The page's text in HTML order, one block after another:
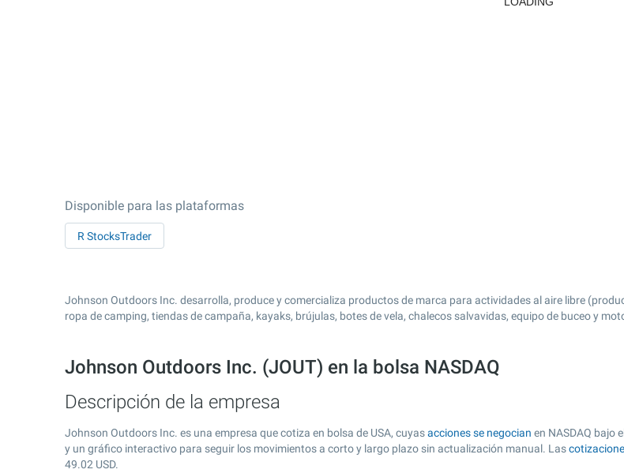
Disponible para las plataformas
R StocksTrader
Johnson Outdoors Inc. desarrolla, produce y comercializa productos de marca para actividades al aire libre
ropa de camping, tiendas de campaña, kayaks, brújulas, botes de vela, chalecos salvavidas, equipo de buceo y
Johnson Outdoors Inc. (JOUT) en la bolsa NASDAQ
Descripción de la empresa
Johnson Outdoors Inc. es una empresa que cotiza en bolsa de USA, cuyasacciones se negocian en NASDAQ bajo
y un gráfico interactivo para seguir los movimientos a corto y largo plazo sin actualización manual. Las
49.02 USD.